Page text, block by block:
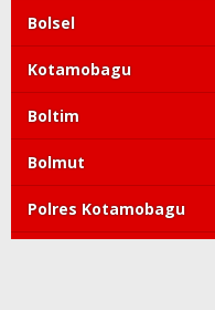
Bolsel
Kotamobagu
Boltim
Bolmut
Polres Kotamobagu